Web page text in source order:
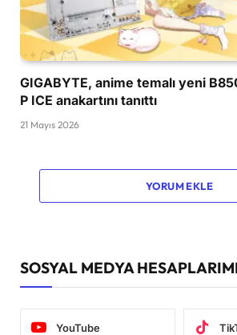
GIGABYTE, anime temalı yeni
P ICE anakartını tanıttı
21 Mayıs 2026
YORUM EKLE
SOSYAL MEDYA
YouTube